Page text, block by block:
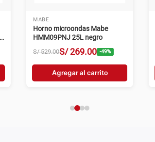
MABE
Horno microondas Mabe
HMM09PNJ 25L negro
S/ 529.00S/ 269.00 -49%
Agregar al carrito